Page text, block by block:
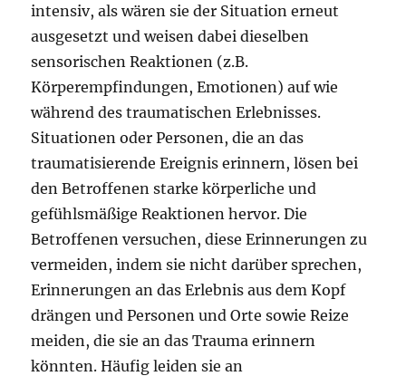
intensiv, als wären sie der Situation erneut
ausgesetzt und weisen dabei dieselben
sensorischen Reaktionen (z.B.
Körperempfindungen, Emotionen) auf wie
während des traumatischen Erlebnisses.
Situationen oder Personen, die an das
traumatisierende Ereignis erinnern, lösen bei
den Betroffenen starke körperliche und
gefühlsmäßige Reaktionen hervor. Die
Betroffenen versuchen, diese Erinnerungen zu
vermeiden, indem sie nicht darüber sprechen,
Erinnerungen an das Erlebnis aus dem Kopf
drängen und Personen und Orte sowie Reize
meiden, die sie an das Trauma erinnern
könnten. Häufig leiden sie an